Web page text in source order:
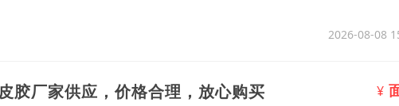
2026-08-08
胶厂家供应，价格合理，放心购买 ¥